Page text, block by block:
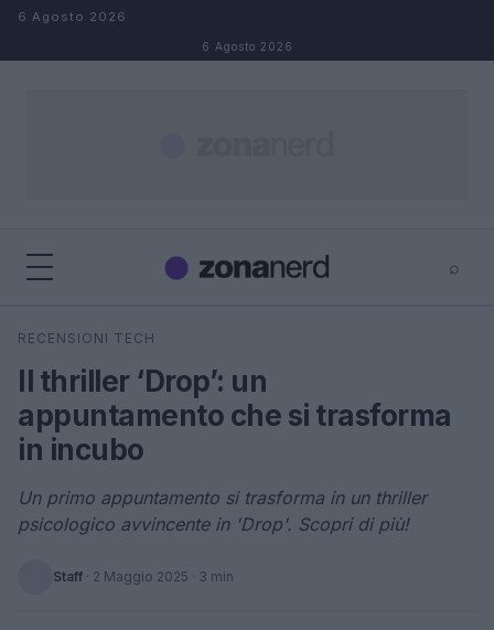
Salta al contenuto
6 Agosto 2026
6 Agosto 2026
⌕
Cerca
RECENSIONI TECH
Il thriller ‘Drop’: un
appuntamento che si trasforma
in incubo
Un primo appuntamento si trasforma in un thriller
psicologico avvincente in 'Drop'. Scopri di più!
Staff · 2 Maggio 2025 · 3 min